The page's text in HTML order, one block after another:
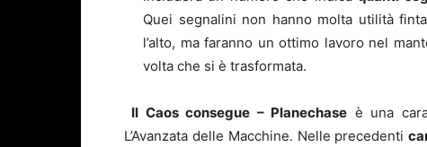
Quei segnalini non hanno molta utilità
l’alto, ma faranno un ottimo lavoro nel
volta che si è trasformata.
Il Caos consegue – Planechase è una
L’Avanzata delle Macchine. Nelle precedenti